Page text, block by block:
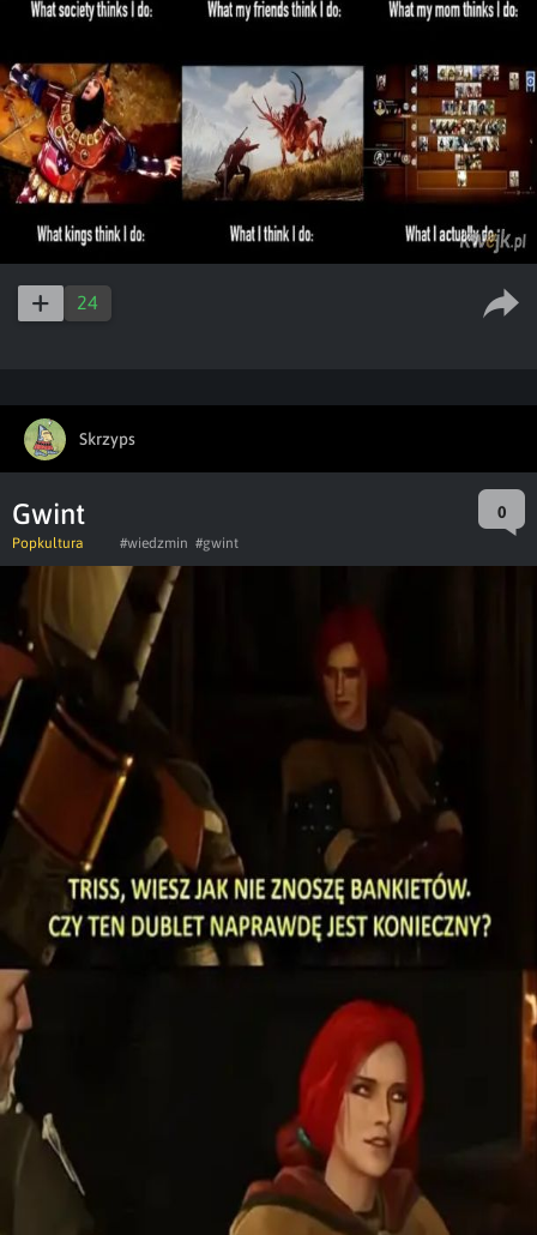
24
Skrzyps
Gwint 0
Popkultura #wiedzmin #gwint